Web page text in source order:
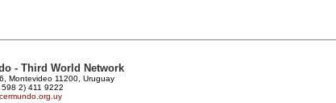
- Third World Network
Montevideo 11200, Uruguay
2) 411 9222